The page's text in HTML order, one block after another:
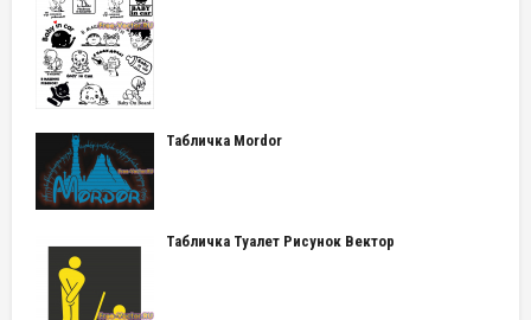
Табличка Mordor
Табличка Туалет Рисунок Вектор